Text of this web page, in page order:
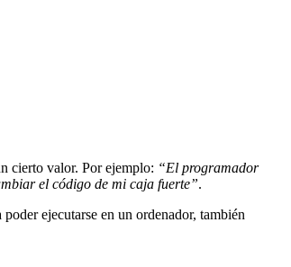
cierto valor. Por ejemplo: “El programador
el código de mi caja fuerte”.
ejecutarse en un ordenador, también